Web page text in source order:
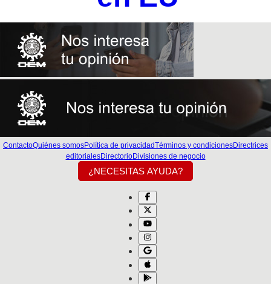
ContactoQuiénes somosPolítica de privacidadTérminos y condicionesDirectrices
editorialesDirectorioDivisiones de negocio
¿NECESITAS AYUDA?